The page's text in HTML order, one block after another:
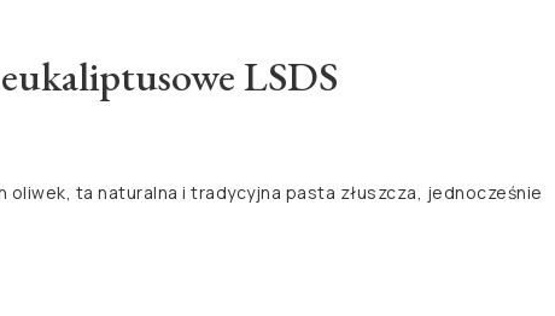
LSDS
oliwek, ta naturalna i tradycyjna pasta złuszcza, jednocześnie